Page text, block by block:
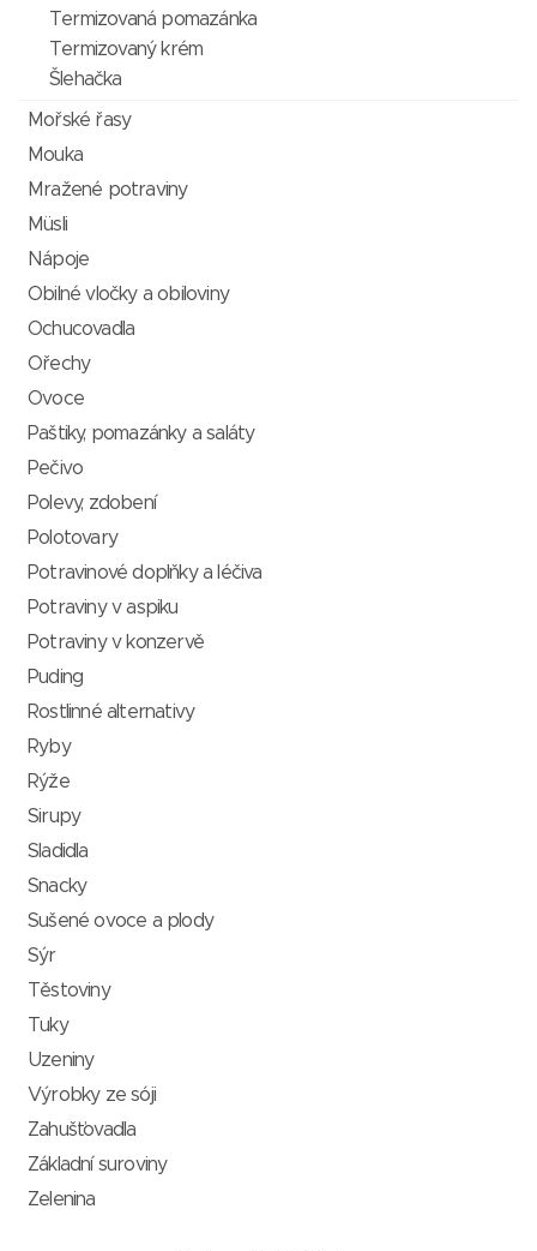
Termizovaná pomazánka
Termizovaný krém
Šlehačka
Mořské řasy
Mouka
Mražené potraviny
Müsli
Nápoje
Obilné vločky a obiloviny
Ochucovadla
Ořechy
Ovoce
Paštiky, pomazánky a saláty
Pečivo
Polevy, zdobení
Polotovary
Potravinové doplňky a léčiva
Potraviny v aspiku
Potraviny v konzervě
Puding
Rostlinné alternativy
Ryby
Rýže
Sirupy
Sladidla
Snacky
Sušené ovoce a plody
Sýr
Těstoviny
Tuky
Uzeniny
Výrobky ze sóji
Zahušťovadla
Základní suroviny
Zelenina